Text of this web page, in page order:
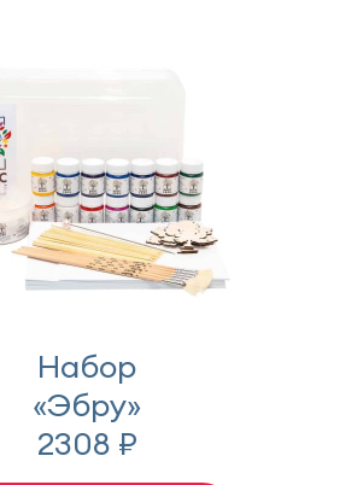
Набор
«Эбру»
2308 ₽